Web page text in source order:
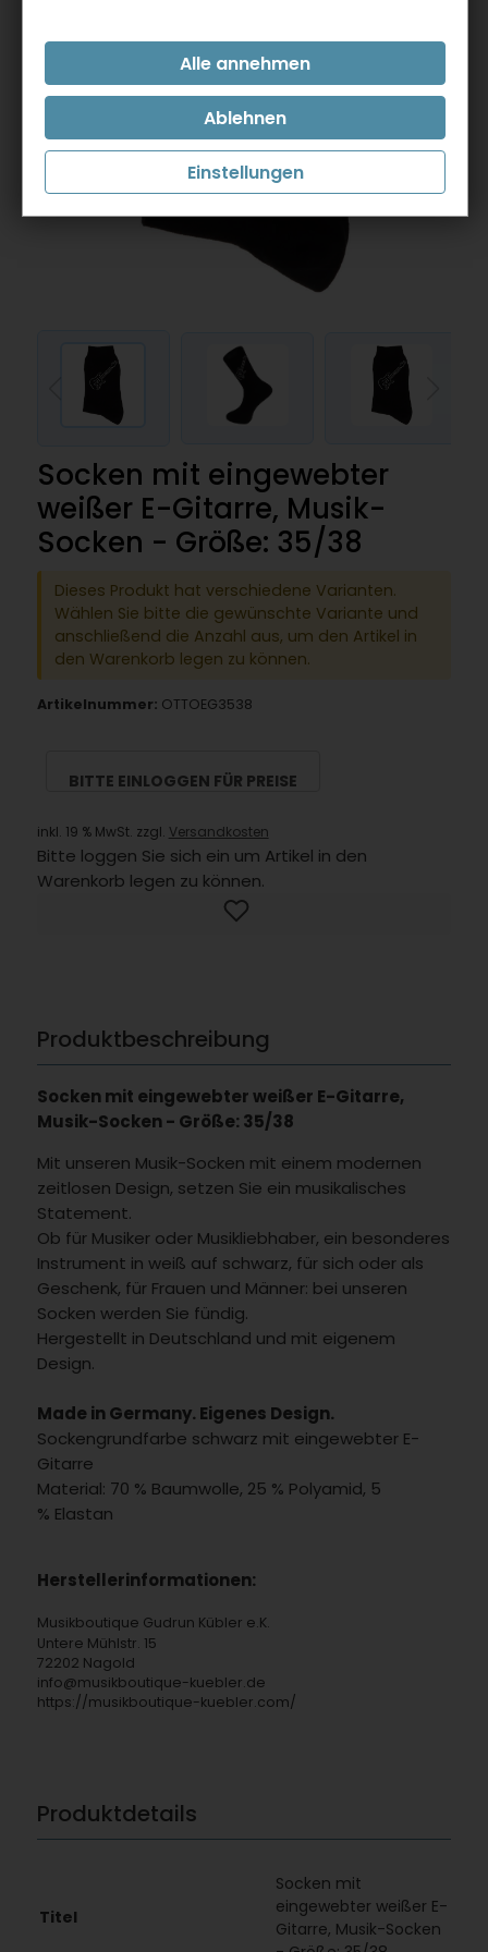
Socken mit eingewebter
weißer E-Gitarre, Musik-
Socken - Größe: 35/38
Dieses Produkt hat verschiedene Varianten.
Wählen Sie bitte die gewünschte Variante und
anschließend die Anzahl aus, um den Artikel in
den Warenkorb legen zu können.
Artikelnummer: OTTOEG3538
BITTE EINLOGGEN FÜR PREISE
inkl. 19 % MwSt. zzgl. Versandkosten
Bitte loggen Sie sich ein um Artikel in den
Warenkorb legen zu können.
Produktbeschreibung
Socken mit eingewebter weißer E-Gitarre,
Musik-Socken - Größe: 35/38
Mit unseren Musik-Socken mit einem modernen
zeitlosen Design, setzen Sie ein musikalisches
Statement.
Ob für Musiker oder Musikliebhaber, ein besonderes
Instrument in weiß auf schwarz, für sich oder als
Geschenk, für Frauen und Männer: bei unseren
Socken werden Sie fündig.
Hergestellt in Deutschland und mit eigenem
Design.
Made in Germany. Eigenes Design.
Sockengrundfarbe schwarz mit eingewebter E-
Gitarre
Material: 70 % Baumwolle, 25 % Polyamid, 5
% Elastan
Herstellerinformationen:
Musikboutique Gudrun Kübler e.K.
Untere Mühlstr. 15
72202 Nagold
info@musikboutique-kuebler.de
https://musikboutique-kuebler.com/
Produktdetails
Titel
Socken mit
eingewebter weißer E-
Gitarre, Musik-Socken
Einstellungen